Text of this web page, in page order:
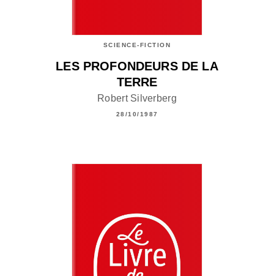
SCIENCE-FICTION
LES PROFONDEURS DE LA
TERRE
Robert Silverberg
28/10/1987